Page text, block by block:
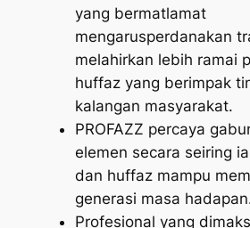
yang bermatlamat
mengarusperdanakan
melahirkan lebih ramai
huffaz yang berimpak
kalangan masyarakat.
PROFAZZ percaya
elemen secara seiring
dan huffaz mampu
generasi masa
Profesional yang